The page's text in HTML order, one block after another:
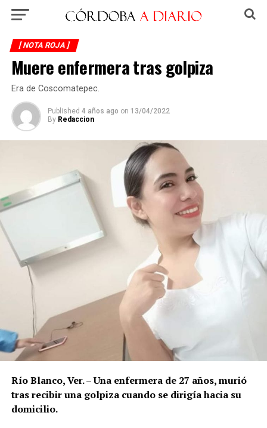
[ NOTA ROJA ]
Muere enfermera tras golpiza
Era de Coscomatepec.
Published 4 años ago on 13/04/2022
By Redaccion
Río Blanco, Ver. – Una enfermera de 27 años, murió
tras recibir una golpiza cuando se dirigía hacia su
domicilio.